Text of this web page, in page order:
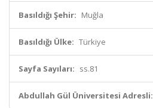
Basıldığı Şehir: Muğla
Basıldığı Ülke: Türkiye
Sayfa Sayıları: ss.81
Abdullah Gül Üniversitesi Adresli: